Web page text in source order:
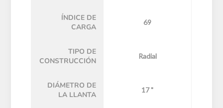
ÍNDICE DE
CARGA
69
TIPO DE
CONSTRUCCIÓN
Radial
DIÁMETRO DE
LA LLANTA
17 "